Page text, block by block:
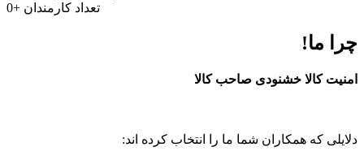
0+ تعداد کارمندان
چرا ما!
امنیت کالا خشنودی صاحب کالا
دلایلی که همکاران شما ما را انتخاب کرده اند: